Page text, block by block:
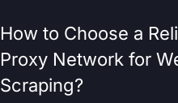
How to Choose a
Proxy Network for
Scraping?